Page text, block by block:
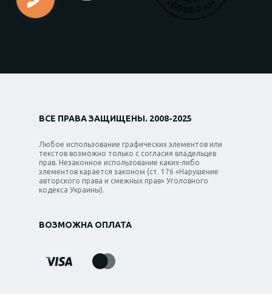
ВСЕ ПРАВА ЗАЩИЩЕНЫ. 2008-2025
Любое использование графических элементов или
текстов возможно только с согласия владельцев
прав. Незаконное использование каких-либо
элементов карается законом (ст. 176 «Нарушение
авторского права и смежных прав» Уголовного
кодекса Украины).
ВОЗМОЖНА ОПЛАТА